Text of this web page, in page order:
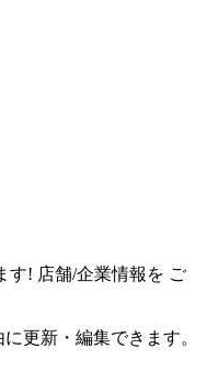
す! 店舗/企業情報を ご
更新・編集できます。